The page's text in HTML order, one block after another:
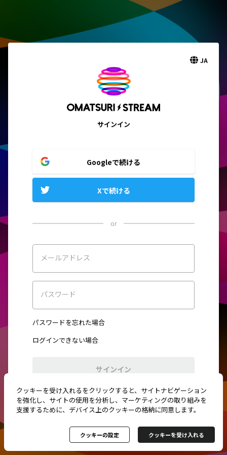
JA
サインイン
Googleで続ける
Xで続ける
or
メールアドレス
パスワード
パスワードを忘れた場合
ログインできない場合
サインイン
初めてご利用ですか？新規登録
クッキーを受け入れるをクリックすると、サイトナビゲーション
を強化し、サイトの使用を分析し、マーケティングの取り組みを
支援するために、デバイス上のクッキーの格納に同意します。
クッキーの設定 クッキーを受け入れる